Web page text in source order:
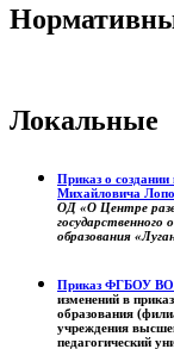
Локальные
Приказ о
Михайловича
ОД «О Центре
государственного
образования
Приказ ФГБОУ ВО
изменений в
образования
учреждения
педагогический